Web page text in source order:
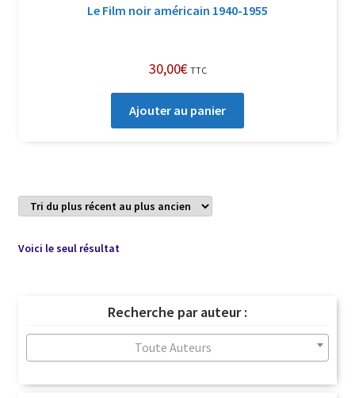
Le Film noir américain 1940-1955
30,00€ TTC
Ajouter au panier
Voici le seul résultat
Recherche par auteur :
Toute Auteurs